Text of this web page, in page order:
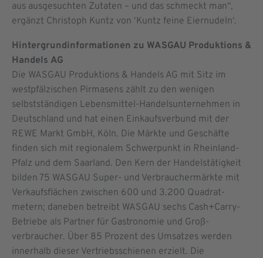
aus ausgesuchten Zutaten – und das schmeckt man“,
ergänzt Christoph Kuntz von ‘Kuntz feine Eiernudeln‘.
Hintergrundinformationen zu WASGAU Produktions &
Handels AG
Die WASGAU Produktions & Handels AG mit Sitz im
westpfälzischen Pirmasens zählt zu den wenigen
selbstständigen Lebensmittel-Handelsunternehmen in
Deutschland und hat einen Einkaufsverbund mit der
REWE Markt GmbH, Köln. Die Märkte und Geschäfte
finden sich mit regionalem Schwer­punkt in Rheinland-
Pfalz und dem Saarland. Den Kern der Handelstätigkeit
bilden 75 WASGAU Super- und Verbrauchermärkte mit
Verkaufsflächen zwischen 600 und 3.200 Quadrat­
metern; daneben betreibt WASGAU sechs Cash+Carry-
Betriebe als Partner für Gastronomie und Groß­
verbraucher. Über 85 Prozent des Umsatzes werden
innerhalb dieser Vertriebsschienen erzielt. Die